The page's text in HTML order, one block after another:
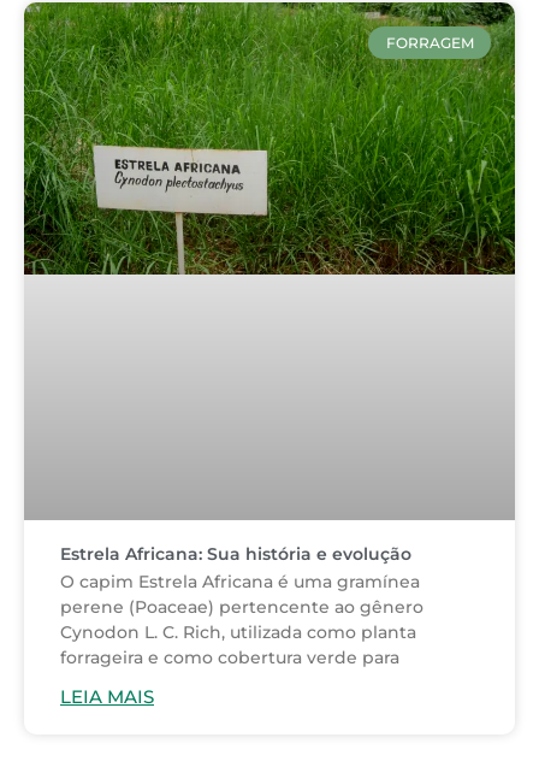
FORRAGEM
Estrela Africana: Sua história e evolução
O capim Estrela Africana é uma gramínea
perene (Poaceae) pertencente ao gênero
Cynodon L. C. Rich, utilizada como planta
forrageira e como cobertura verde para
LEIA MAIS